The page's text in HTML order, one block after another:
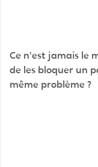
Ce n'est jamais le
de les bloquer un
même problème ?